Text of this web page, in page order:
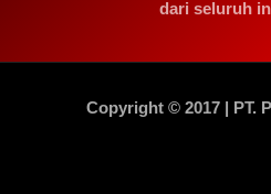
dari seluruh
Copyright © 2017 | PT.